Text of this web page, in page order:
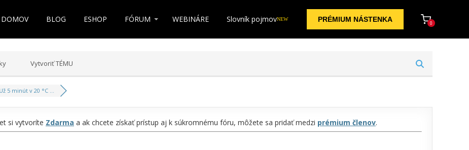
DOMOV BLOG ESHOP FÓRUM WEBINÁRE Slovník pojmovNEW PRÉMIUM NÁSTENKA 0
Vytvoriť TÉMU
Už 5 minút v 20 °C ...
si vytvoríte Zdarma a ak chcete získať prístup aj k súkromnému fóru, môžete sa pridať medzi prémium členov.